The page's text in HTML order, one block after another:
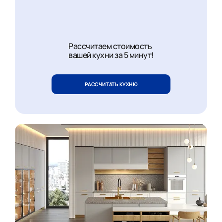
Рассчитаем стоимость
вашей кухни за 5 минут!
РАССЧИТАТЬ КУХНЮ